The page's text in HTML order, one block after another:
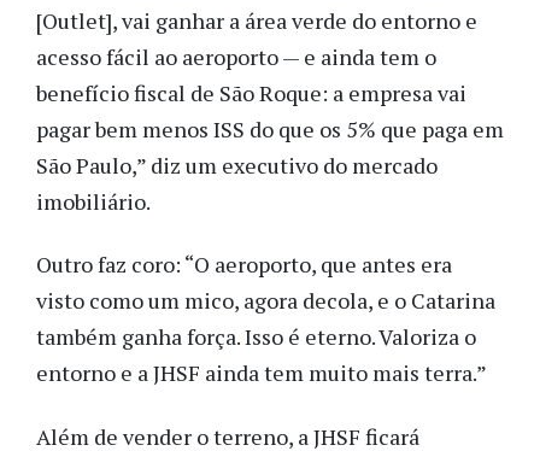
[Outlet], vai ganhar a área verde do entorno e
acesso fácil ao aeroporto — e ainda tem o
benefício fiscal de São Roque: a empresa vai
pagar bem menos ISS do que os 5% que paga em
São Paulo,” diz um executivo do mercado
imobiliário.
Outro faz coro: “O aeroporto, que antes era
visto como um mico, agora decola, e o Catarina
também ganha força. Isso é eterno. Valoriza o
entorno e a JHSF ainda tem muito mais terra.”
Além de vender o terreno, a JHSF ficará